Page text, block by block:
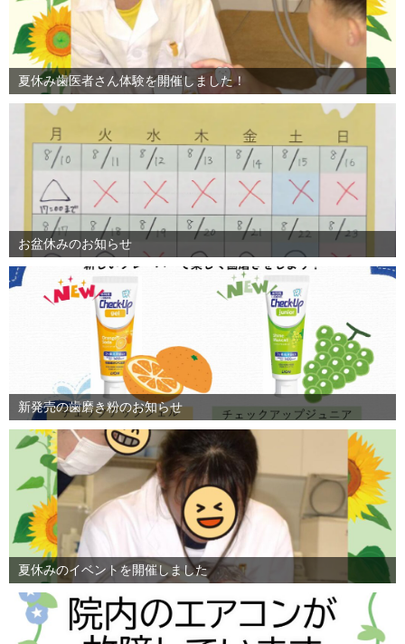
夏休み歯医者さん体験を開催しました！
お盆休みのお知らせ
新発売の歯磨き粉のお知らせ
夏休みのイベントを開催しました